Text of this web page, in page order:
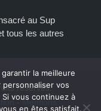
au Sup
tous les autres
réservés.
-Mentions
la meilleure
vos
vous continuez à
en êtes satisfait.